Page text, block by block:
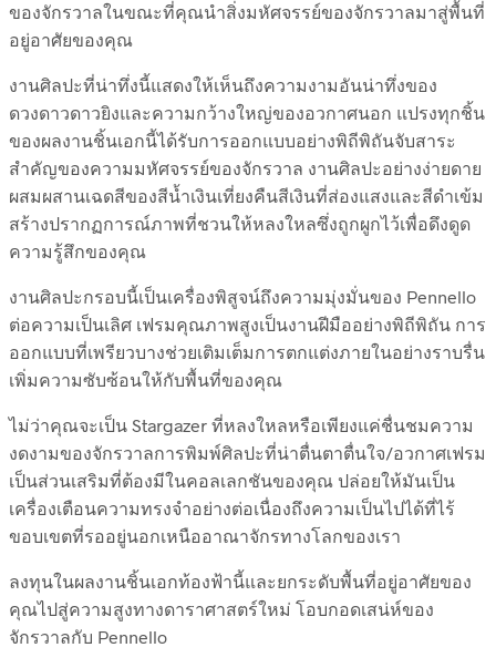
ของจักรวาลในขณะที่คุณนำสิ่งมหัศจรรย์ของจักรวาลมาสู่พื้นที่
อยู่อาศัยของคุณ
งานศิลปะที่น่าทึ่งนี้แสดงให้เห็นถึงความงามอันน่าทึ่งของ
ดวงดาวดาวยิงและความกว้างใหญ่ของอวกาศนอก แปรงทุกชิ้น
ของผลงานชิ้นเอกนี้ได้รับการออกแบบอย่างพิถีพิถันจับสาระ
สำคัญของความมหัศจรรย์ของจักรวาล งานศิลปะอย่างง่ายดาย
ผสมผสานเฉดสีของสีน้ำเงินเที่ยงคืนสีเงินที่ส่องแสงและสีดำเข้ม
สร้างปรากฏการณ์ภาพที่ชวนให้หลงใหลซึ่งถูกผูกไว้เพื่อดึงดูด
ความรู้สึกของคุณ
งานศิลปะกรอบนี้เป็นเครื่องพิสูจน์ถึงความมุ่งมั่นของ Pennello
ต่อความเป็นเลิศ เฟรมคุณภาพสูงเป็นงานฝีมืออย่างพิถีพิถัน การ
ออกแบบที่เพรียวบางช่วยเติมเต็มการตกแต่งภายในอย่างราบรื่น
เพิ่มความซับซ้อนให้กับพื้นที่ของคุณ
ไม่ว่าคุณจะเป็น Stargazer ที่หลงใหลหรือเพียงแค่ชื่นชมความ
งดงามของจักรวาลการพิมพ์ศิลปะที่น่าตื่นตาตื่นใจ/อวกาศเฟรม
เป็นส่วนเสริมที่ต้องมีในคอลเลกชันของคุณ ปล่อยให้มันเป็น
เครื่องเตือนความทรงจำอย่างต่อเนื่องถึงความเป็นไปได้ที่ไร้
ขอบเขตที่รออยู่นอกเหนืออาณาจักรทางโลกของเรา
ลงทุนในผลงานชิ้นเอกท้องฟ้านี้และยกระดับพื้นที่อยู่อาศัยของ
คุณไปสู่ความสูงทางดาราศาสตร์ใหม่ โอบกอดเสน่ห์ของ
จักรวาลกับ Pennello